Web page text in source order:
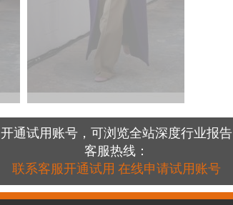
开通试用账号，可浏览全站深度行业报告
客服热线：
联系客服开通试用 在线申请试用账号